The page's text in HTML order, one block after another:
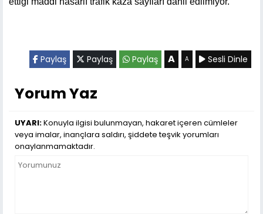
Paylaş Paylaş Paylaş A A Sesli Dinle
Yorum Yaz
UYARI:Konuyla ilgisi bulunmayan, hakaret içeren cümleler
veya imalar, inançlara saldırı, şiddete teşvik yorumları
onaylanmamaktadır.